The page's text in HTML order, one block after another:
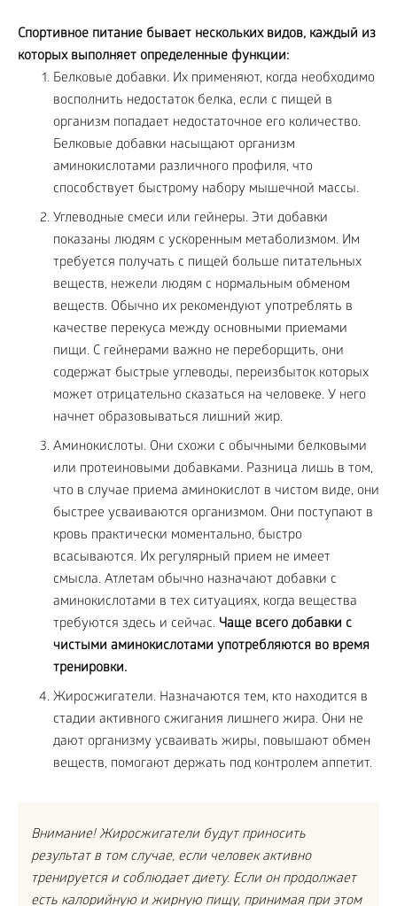
Спортивное питание бывает нескольких видов, каждый из
которых выполняет определенные функции:
Белковые добавки. Их применяют, когда необходимо
восполнить недостаток белка, если с пищей в
организм попадает недостаточное его количество.
Белковые добавки насыщают организм
аминокислотами различного профиля, что
способствует быстрому набору мышечной массы.
Углеводные смеси или гейнеры. Эти добавки
показаны людям с ускоренным метаболизмом. Им
требуется получать с пищей больше питательных
веществ, нежели людям с нормальным обменом
веществ. Обычно их рекомендуют употреблять в
качестве перекуса между основными приемами
пищи. С гейнерами важно не переборщить, они
содержат быстрые углеводы, переизбыток которых
может отрицательно сказаться на человеке. У него
начнет образовываться лишний жир.
Аминокислоты. Они схожи с обычными белковыми
или протеиновыми добавками. Разница лишь в том,
что в случае приема аминокислот в чистом виде, они
быстрее усваиваются организмом. Они поступают в
кровь практически моментально, быстро
всасываются. Их регулярный прием не имеет
смысла. Атлетам обычно назначают добавки с
аминокислотами в тех ситуациях, когда вещества
требуются здесь и сейчас. Чаще всего добавки с
чистыми аминокислотами употребляются во время
тренировки.
Жиросжигатели. Назначаются тем, кто находится в
стадии активного сжигания лишнего жира. Они не
дают организму усваивать жиры, повышают обмен
веществ, помогают держать под контролем аппетит.
Внимание! Жиросжигатели будут приносить
результат в том случае, если человек активно
тренируется и соблюдает диету. Если он продолжает
есть калорийную и жирную пищу, принимая при этом